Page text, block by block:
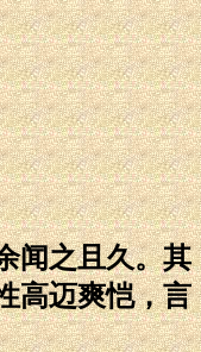
闻之且久。其
高迈爽恺，言